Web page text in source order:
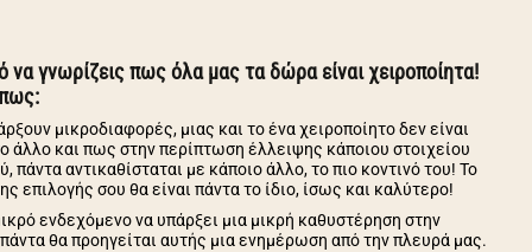
να γνωρίζεις πως όλα μας τα δώρα είναι χειροποίητα!
μικροδιαφορές, μιας και το ένα χειροποίητο δεν είναι
άλλο και πως στην περίπτωση έλλειψης κάποιου στοιχείου
πάντα αντικαθίσταται με κάποιο άλλο, το πιο κοντινό του! Το
επιλογής σου θα είναι πάντα το ίδιο, ίσως και καλύτερο!
ενδεχόμενο να υπάρξει μια μικρή καθυστέρηση στην
θα προηγείται αυτής μια ενημέρωση από την πλευρά μας.